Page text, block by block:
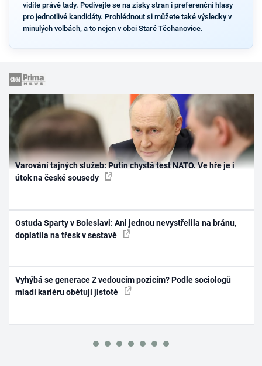
vidíte právě tady. Podívejte se na zisky stran i preferenční hlasy
pro jednotlivé kandidáty. Prohlédnout si můžete také výsledky v
minulých volbách, a to nejen v obci Staré Těchanovice.
Varování tajných služeb: Putin chystá test NATO. Ve hře je i
útok na české sousedy
Ostuda Sparty v Boleslavi: Ani jednou nevystřelila na bránu,
doplatila na třesk v sestavě
Vyhýbá se generace Z vedoucím pozicím? Podle sociologů
mladí kariéru obětují jistotě